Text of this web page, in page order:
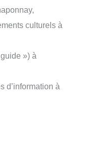
culturels à
») à
d’information à